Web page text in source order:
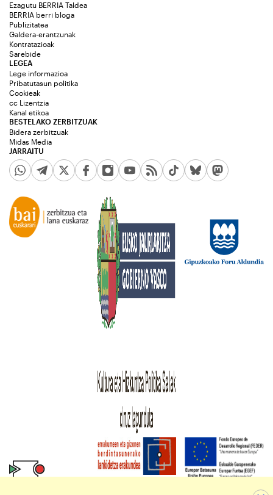
Ezagutu BERRIA Taldea
BERRIA berri bloga
Publizitatea
Galdera-erantzunak
Kontratazioak
Sarebide
JARRAITU
LEGEA
Lege informazioa
Pribatutasun politika
Cookieak
cc Lizentzia
Kanal etikoa
BESTELAKO ZERBITZUAK
Bidera zerbitzuak
Midas Media